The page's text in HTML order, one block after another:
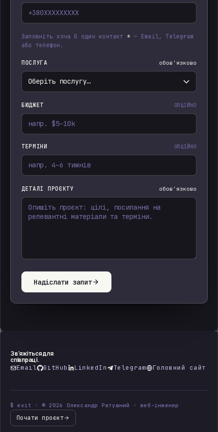
Заповніть хоча б один контакт * — Email, Telegram
або телефон.
ПОСЛУГА обов'язково
БЮДЖЕТ ОПЦІЙНО
ТЕРМІНИ ОПЦІЙНО
ДЕТАЛІ ПРОЄКТУ обов'язково
Надіслати запит
Зв'яжіться для
співпраці.
Email
GitHub LinkedIn Telegram Головний сайт
$ exit · © 2026 Олександр Ратушний · веб-інженер
Почати проєкт